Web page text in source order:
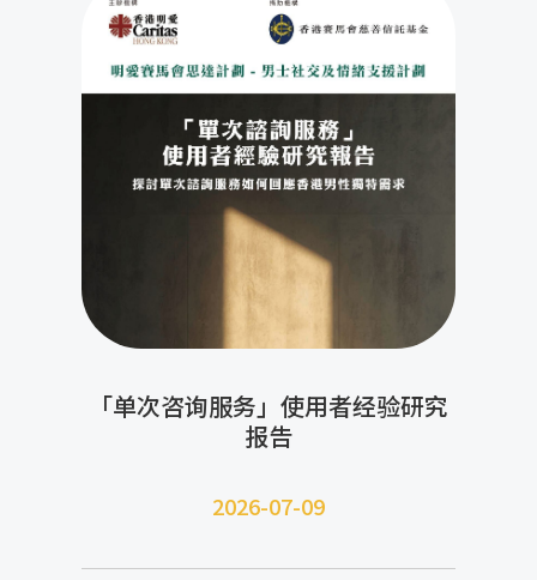
「单次咨询服务」使用者经验研究
报告
2026-07-09